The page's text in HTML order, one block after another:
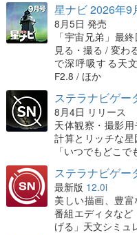
星ナビ 2026年9
8月5日 発売
「宇宙兄弟」最
見る・撮る / 変わ
で深呼吸する天
F2.8 / ほか
ステラナビゲー
8月4日 リリース
天体観察・撮影
計算とリッチな
「いつでもどこで
ステラナビゲー
最新版 12.0i
美しい描画、豊
番組エディタなど
げる」天文シミュ